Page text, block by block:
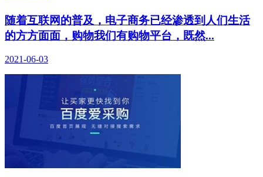
随着互联网的普及，电子商务已经渗透到人们生活
的方方面面，购物我们有购物平台，既然...
2021-06-03